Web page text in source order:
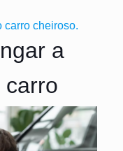
carro cheiroso.
a
carro